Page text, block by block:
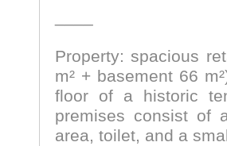
Property: spacious
m² + basement 66
floor of a historic
premises consist of
area, toilet, and a